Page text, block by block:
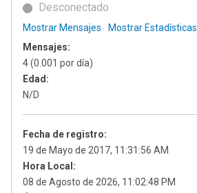
Desconectado
Mostrar Mensajes
Mostrar Estadísticas
Mensajes:
4 (0.001 por día)
Edad:
N/D
Fecha de registro:
19 de Mayo de 2017, 11:31:56 AM
Hora Local:
08 de Agosto de 2026, 11:02:48 PM